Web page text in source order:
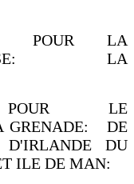
LA
LA
LE
DE
DU
ILE DE MAN: